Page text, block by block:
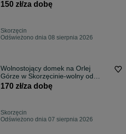
150 zł/za dobę
Skorzęcin
Odświeżono dnia 08 sierpnia 2026
Wolnostojący domek na Orlej
Górze w Skorzęcinie-wolny od
09.sierpnia
170 zł/za dobę
Skorzęcin
Odświeżono dnia 07 sierpnia 2026